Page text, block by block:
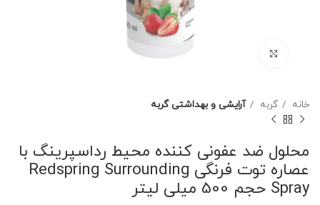
خانه گربه آرایشی و بهداشتی گربه
محلول ضد عفونی کننده محیط رداسپرینگ با
عصاره توت فرنگی Redspring Surrounding
Spray حجم 500 میلی لیتر